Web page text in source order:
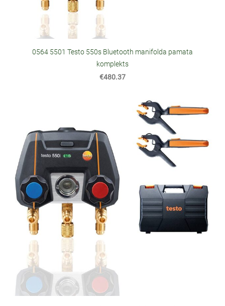
0564 5501 Testo 550s Bluetooth manifolda pamata
komplekts
€480.37